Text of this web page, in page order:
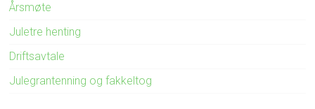
Årsmøte
Juletre henting
Driftsavtale
Julegrantenning og fakkeltog